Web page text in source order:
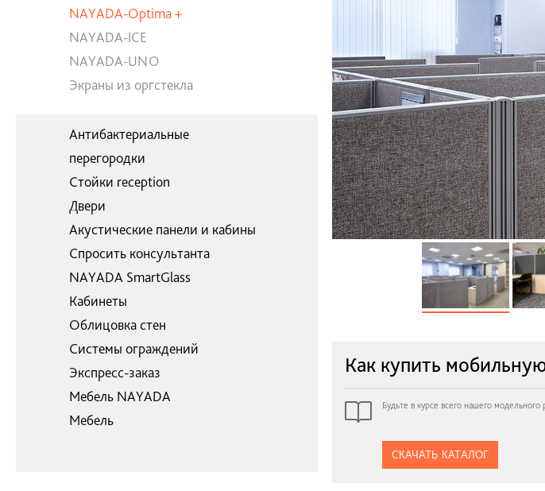
NAYADA-Optima +
NAYADA-ICE
NAYADA-UNO
Экраны из оргстекла
Антибактериальные
перегородки
Стойки reception
Двери
Акустические панели и кабины
Спросить консультанта
NAYADA SmartGlass
Кабинеты
Облицовка стен
Системы ограждений
Экспресс-заказ
Мебель NAYADA
Мебель
Как купить
Будьте в курсе всего нашего модельного
СКАЧАТЬ КАТАЛОГ